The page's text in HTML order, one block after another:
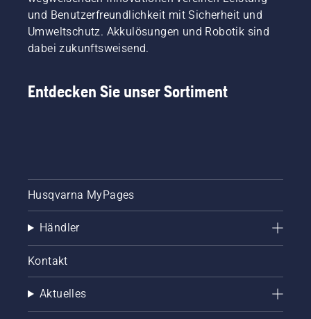
und Benutzerfreundlichkeit mit Sicherheit und
Umweltschutz. Akkulösungen und Robotik sind
dabei zukunftsweisend.
Entdecken Sie unser Sortiment
Husqvarna MyPages
Händler
Kontakt
Aktuelles